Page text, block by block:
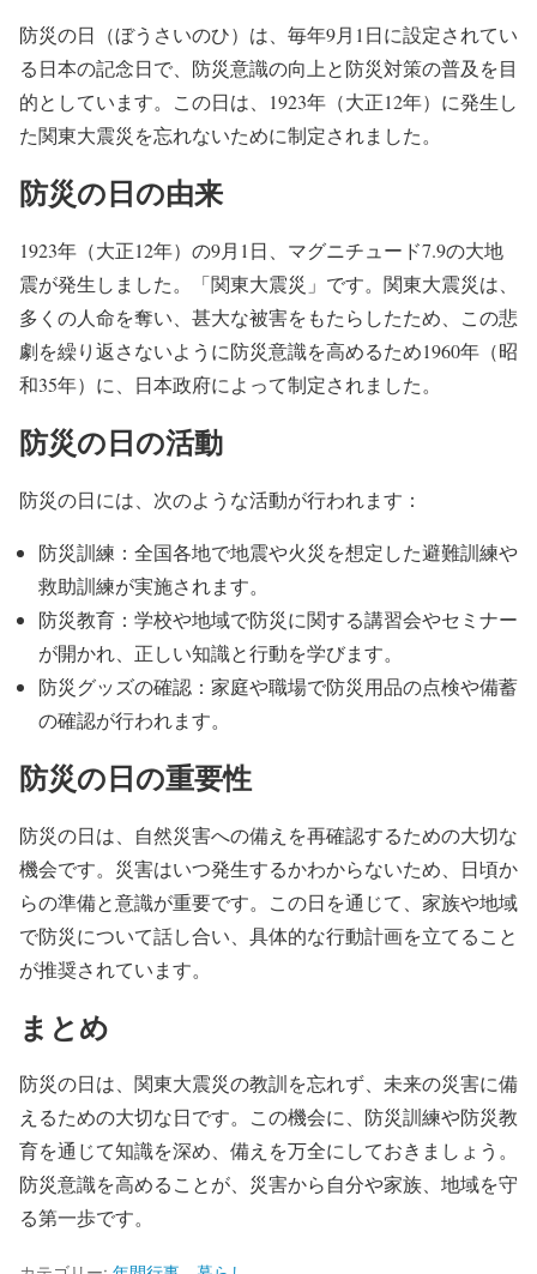
防災の日（ぼうさいのひ）は、毎年9月1日に設定されてい
る日本の記念日で、防災意識の向上と防災対策の普及を目
的としています。この日は、1923年（大正12年）に発生し
た関東大震災を忘れないために制定されました。
防災の日の由来
1923年（大正12年）の9月1日、マグニチュード7.9の大地
震が発生しました。「関東大震災」です。関東大震災は、
多くの人命を奪い、甚大な被害をもたらしたため、この悲
劇を繰り返さないように防災意識を高めるため1960年（昭
和35年）に、日本政府によって制定されました。
防災の日の活動
防災の日には、次のような活動が行われます：
防災訓練：全国各地で地震や火災を想定した避難訓練や
救助訓練が実施されます。
防災教育：学校や地域で防災に関する講習会やセミナー
が開かれ、正しい知識と行動を学びます。
防災グッズの確認：家庭や職場で防災用品の点検や備蓄
の確認が行われます。
防災の日の重要性
防災の日は、自然災害への備えを再確認するための大切な
機会です。災害はいつ発生するかわからないため、日頃か
らの準備と意識が重要です。この日を通じて、家族や地域
で防災について話し合い、具体的な行動計画を立てること
が推奨されています。
まとめ
防災の日は、関東大震災の教訓を忘れず、未来の災害に備
えるための大切な日です。この機会に、防災訓練や防災教
育を通じて知識を深め、備えを万全にしておきましょう。
防災意識を高めることが、災害から自分や家族、地域を守
る第一歩です。